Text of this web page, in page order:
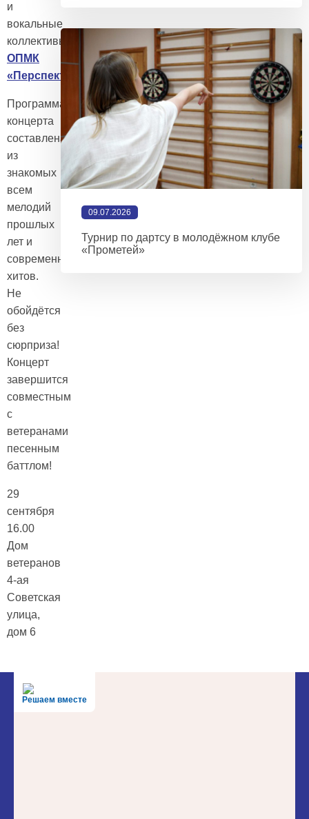
и
вокальные
коллективы
ОПМК
«Перспектива».
Программа
концерта
составлена
из
знакомых
всем
мелодий
прошлых
лет и
современных
хитов.
Не
обойдётся
без
сюрприза!
Концерт
завершится
совместным
с
ветеранами
песенным
баттлом!
29
сентября
16.00
Дом
ветеранов
4-ая
Советская
улица,
дом 6
09.07.2026
Турнир по дартсу в молодёжном клубе
«Прометей»
Решаем вместе